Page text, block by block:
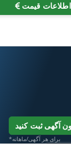
اطلاعات قیمت
آگهی ثبت کنید
*برای هر آگهی/ماهانه